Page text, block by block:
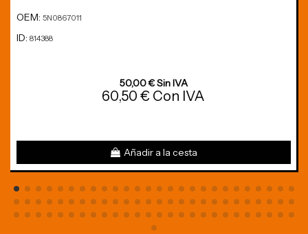
OEM: 5N0867011
ID: 814388
50,00 € Sin IVA
60,50 € Con IVA
Añadir a la cesta